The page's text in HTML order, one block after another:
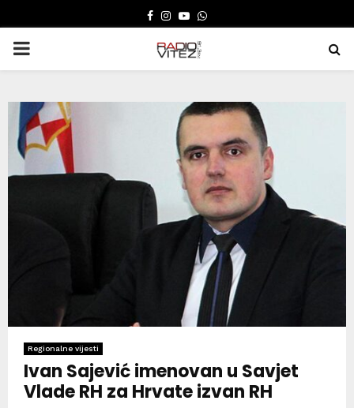
FACEBOOK
INSTAGRAM
YOUTUBE
WHATSAPP
PRIMARY
Regionalne vijesti
Ivan Sajević imenovan u Savjet
Vlade RH za Hrvate izvan RH